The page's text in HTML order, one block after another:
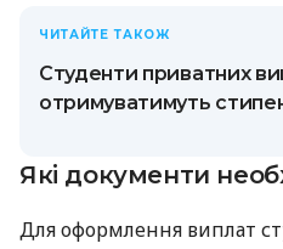
ЧИТАЙТЕ ТАКОЖ
Студенти приватних
отримуватимуть
Які документи
Для оформлення виплат